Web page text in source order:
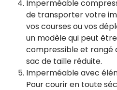
Imperméable
de transporter votre
vos courses ou vos
un modèle qui peut
compressible et rangé
sac de taille réduite.
Imperméable avec
Pour courir en toute